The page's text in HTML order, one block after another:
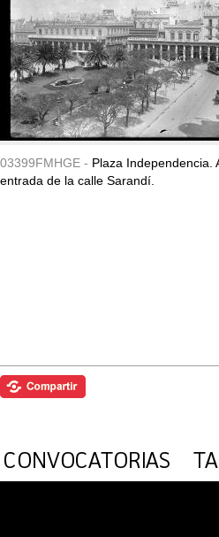
03399FMHGE - Plaza Independencia.
entrada de la calle Sarandí.